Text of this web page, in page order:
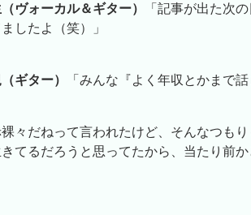
ヴォーカル＆ギター）
「記事が出た次
したよ（笑）」
ギター） 「みんな『よく年収とかまで
々だねって言われたけど、そんなつも
てるだろうと思ってたから、当たり前